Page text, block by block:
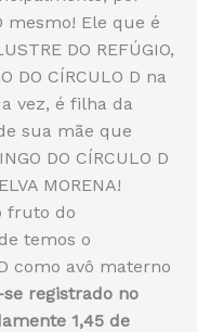
mesmo! Ele que é
DO REFÚGIO,
DO CÍRCULO D na
vez, é filha da
sua mãe que
DO CÍRCULO D
MORENA!
fruto do
temos o
como avô materno
registrado no
1,45 de